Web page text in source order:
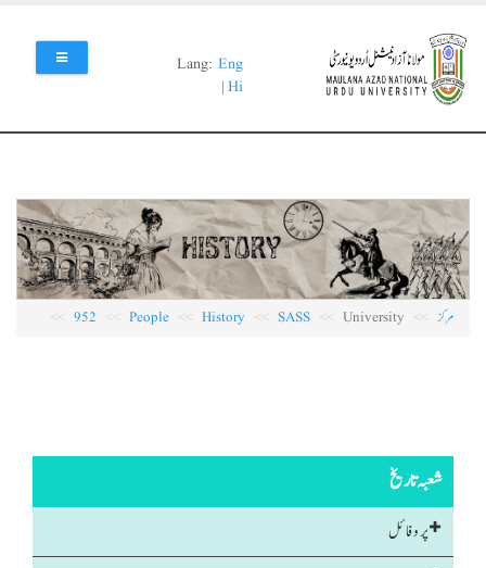
main
content
Lang: Eng
| Hi
مرکز SASS
History
People
952
شعبہ تاریخ
پروفائل